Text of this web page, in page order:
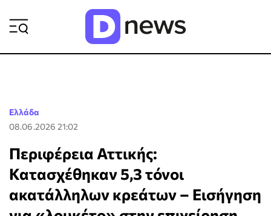
Ελλάδα
08.06.2026 21:02
Περιφέρεια Αττικής:
Κατασχέθηκαν 5,3 τόνοι
ακατάλληλων κρεάτων – Εισήγηση